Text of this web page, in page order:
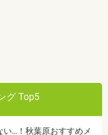
グ Top5
い…！秋葉原おすすめメ